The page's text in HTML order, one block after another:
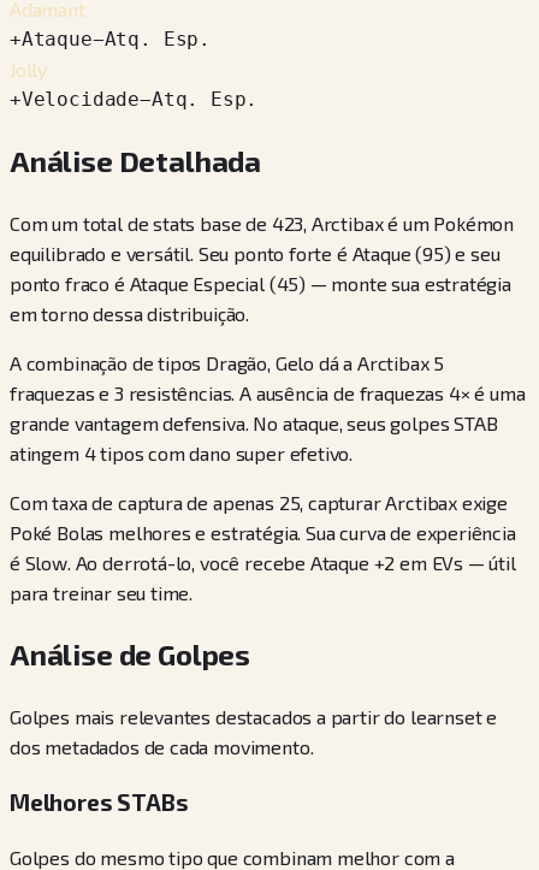
Adamant
+Ataque−Atq. Esp.
Jolly
+Velocidade−Atq. Esp.
Análise Detalhada
Com um total de stats base de 423, Arctibax é um Pokémon
equilibrado e versátil. Seu ponto forte é Ataque (95) e seu
ponto fraco é Ataque Especial (45) — monte sua estratégia
em torno dessa distribuição.
A combinação de tipos Dragão, Gelo dá a Arctibax 5
fraquezas e 3 resistências. A ausência de fraquezas 4× é uma
grande vantagem defensiva. No ataque, seus golpes STAB
atingem 4 tipos com dano super efetivo.
Com taxa de captura de apenas 25, capturar Arctibax exige
Poké Bolas melhores e estratégia. Sua curva de experiência
é Slow. Ao derrotá-lo, você recebe Ataque +2 em EVs — útil
para treinar seu time.
Análise de Golpes
Golpes mais relevantes destacados a partir do learnset e
dos metadados de cada movimento.
Melhores STABs
Golpes do mesmo tipo que combinam melhor com a